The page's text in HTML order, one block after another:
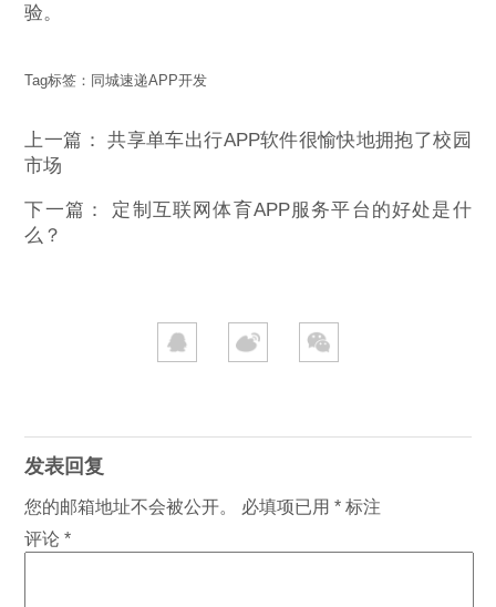
验。
Tag标签： 同城速递APP开发
上一篇：共享单车出行APP软件很愉快地拥抱了校园
市场
下一篇： 定制互联网体育APP服务平台的好处是什
么？
发表回复
您的邮箱地址不会被公开。 必填项已用* 标注
评论*